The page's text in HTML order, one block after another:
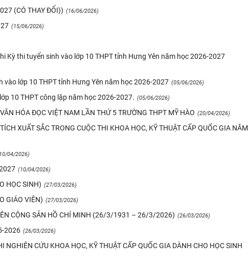
(CÓ THAY ĐỔI)) (16/06/2026)
(15/06/2026)
Kỳ thi tuyển sinh vào lớp 10 THPT tỉnh Hưng Yên năm học 2026-2027
lớp 10 THPT tỉnh Hưng Yên năm học 2026-2027 (05/06/2026)
10 THPT công lập năm học 2026-2027. (05/06/2026)
HÓA ĐỌC VIỆT NAM LẦN THỨ 5 TRƯỜNG THPT MỸ HÀO (20/04/2026)
XUẤT SẮC TRONG CUỘC THI KHOA HỌC, KỸ THUẬT CẤP QUỐC GIA NĂM
04/2026)
(10/04/2026)
HỌC SINH) (27/03/2026)
GIÁO VIÊN) (27/03/2026)
CỘNG SẢN HỒ CHÍ MINH (26/3/1931 – 26/3/2026) (26/03/2026)
2026 (26/03/2026)
CỨU KHOA HỌC, KỸ THUẬT CẤP QUỐC GIA DÀNH CHO HỌC SINH